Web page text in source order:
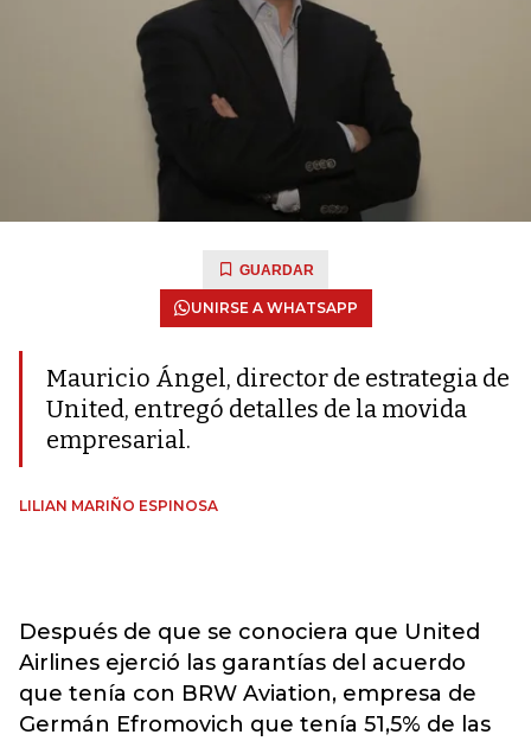
GUARDAR
UNIRSE A WHATSAPP
Mauricio Ángel, director de estrategia de
United, entregó detalles de la movida
empresarial.
LILIAN MARIÑO ESPINOSA
Después de que se conociera que United
Airlines ejerció las garantías del acuerdo
que tenía con BRW Aviation, empresa de
Germán Efromovich que tenía 51,5% de las